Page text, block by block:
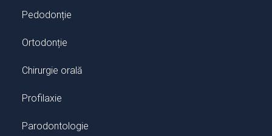
Pedodonție
Ortodonție
Chirurgie orală
Profilaxie
Parodontologie